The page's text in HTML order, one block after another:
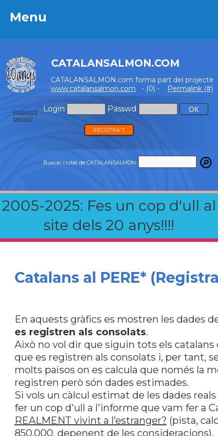
Menu
CATALANSALMON.COM
CATALANSALMON.com forma part del projecte
www.catalansalmon.com - (0) - Permalink (#)
Login Passwd
Password
perdut?
REGISTRA'T
Buscar ciutat de CATALANSALMON:
2005-2025: Fes un cop d'ull al
site dels 20 anys!!!!
Menu
Catalans al PERE*
En aquests gràfics es mostren les dades
es registren als consolats.
Això no vol dir que siguin tots els
que es registren als consolats i, per tant,
molts països on es calcula que només la
registren però són dades estimades.
Si vols un càlcul estimat de les dades
fer un cop d'ull a l'informe que vam fer a
REALMENT vivint a l’estranger? (pista,
850.000, depenent de les consideracions).